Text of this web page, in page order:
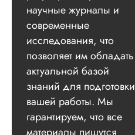
научные журналы и
современные
исследования, что
позволяет им обладать
актуальной базой
знаний для подготовки
вашей работы. Мы
гарантируем, что все